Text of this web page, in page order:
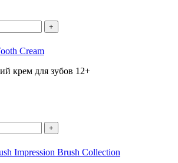
+
Cream
крем для зубов 12+
+
Impression Brush Collection